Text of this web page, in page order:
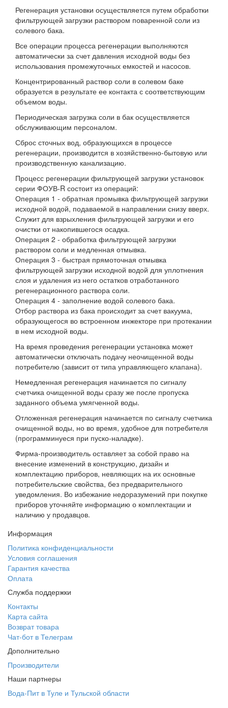
Регенерация установки осуществляется путем обработки
фильтрующей загрузки раствором поваренной соли из
солевого бака.
Все операции процесса регенерации выполняются
автоматически за счет давления исходной воды без
использования промежуточных емкостей и насосов.
Концентрированный раствор соли в солевом баке
образуется в результате ее контакта с соответствующим
объемом воды.
Периодическая загрузка соли в бак осуществляется
обслуживающим персоналом.
Сброс сточных вод, образующихся в процессе
регенерации, производится в хозяйственно-бытовую или
производственную канализацию.
Процесс регенерации фильтрующей загрузки установок
серии ФОУВ-R состоит из операций:
Операция 1 - обратная промывка фильтрующей загрузки
исходной водой, подаваемой в направлении снизу вверх.
Служит для взрыхления фильтрующей загрузки и его
очистки от накопившегося осадка.
Операция 2 - обработка фильтрующей загрузки
раствором соли и медленная отмывка.
Операция 3 - быстрая прямоточная отмывка
фильтрующей загрузки исходной водой для уплотнения
слоя и удаления из него остатков отработанного
регенерационного раствора соли.
Операция 4 - заполнение водой солевого бака.
Отбор раствора из бака происходит за счет вакуума,
образующегося во встроенном инжекторе при протекании
в нем исходной воды.
На время проведения регенерации установка может
автоматически отключать подачу неочищенной воды
потребителю (зависит от типа управляющего клапана).
Немедленная регенерация начинается по сигналу
счетчика очищенной воды сразу же после пропуска
заданного объема умягченной воды.
Отложенная регенерация начинается по сигналу счетчика
очищенной воды, но во время, удобное для потребителя
(программинуеся при пуско-наладке).
Фирма-производитель оставляет за собой право на
внесение изменений в конструкцию, дизайн и
комплектацию приборов, невляющих на их основные
потребительские свойства, без предварительного
уведомления. Во избежание недоразумений при покупке
приборов уточняйте информацию о комплектации и
наличию у продавцов.
Информация
Политика конфиденциальности
Условия соглашения
Гарантия качества
Оплата
Служба поддержки
Контакты
Карта сайта
Возврат товара
Чат-бот в Телеграм
Дополнительно
Производители
Наши партнеры
Вода-Пит в Туле и Тульской области